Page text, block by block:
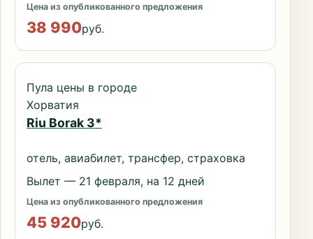
Цена из опубликованного предложения
38 990руб.
Пула цены в городе
Хорватия
Riu Borak 3*
отель, авиабилет, трансфер, страховка
Вылет — 21 февраля, на 12 дней
Цена из опубликованного предложения
45 920руб.